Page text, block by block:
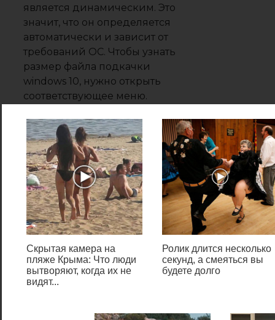
является динамическим. Это
значит, что он определяется
автоматически и зависит от
требований ОС. Чтобы узнать
размер файла подкачки
windows 10, нужно открыть
соответствующее меню.
способами.
:/> Бесплатная
программа Recuva для
восстановления
удаленных файлов |
Белые окошки
Зачем нужен
файл подкачки?
Скрытая камера на
пляже Крыма: Что люди
вытворяют, когда их не
видят...
Ролик длится несколько
секунд, а смеяться вы
будете долго